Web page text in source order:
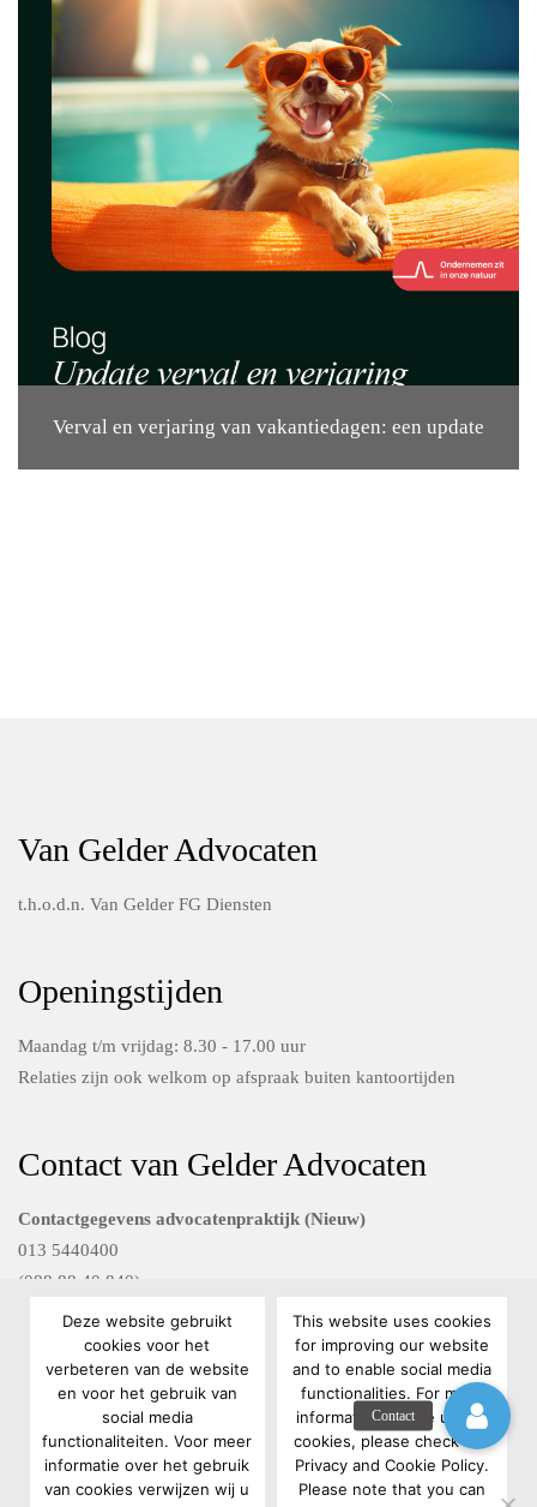
Verval en verjaring van vakantiedagen: een update
Van Gelder Advocaten
t.h.o.d.n. Van Gelder FG Diensten
Openingstijden
Maandag t/m vrijdag: 8.30 - 17.00 uur
Relaties zijn ook welkom op afspraak buiten kantoortijden
Contact van Gelder Advocaten
Contactgegevens advocatenpraktijk (Nieuw)
013 5440400
(088 88 40 840)
Contactgegevens Van Gelder FG diensten
088 88 40 801
privacyrecht@vangelderadvocaten.nl
Deze website gebruikt
cookies voor het
verbeteren van de website
en voor het gebruik van
social media
functionaliteiten. Voor meer
informatie over het gebruik
van cookies verwijzen wij u
This website uses cookies
for improving our website
and to enable social media
functionalities. For more
information on the use of
cookies, please check our
Privacy and Cookie Policy.
Please note that you can